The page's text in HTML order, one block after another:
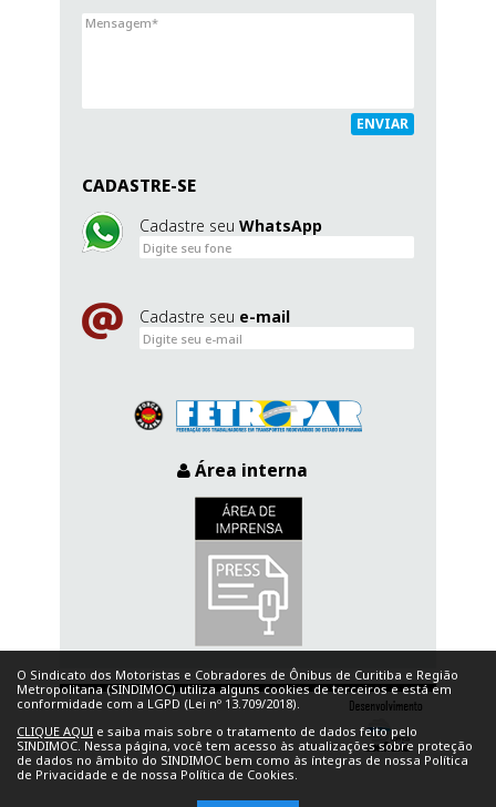
ENVIAR
CADASTRE-SE
Cadastre seu WhatsApp
Cadastre seu e-mail
Área interna
O Sindicato dos Motoristas e Cobradores de Ônibus de Curitiba e Região
Metropolitana (SINDIMOC) utiliza alguns cookies de terceiros e está em
conformidade com a LGPD (Lei nº 13.709/2018).
CLIQUE AQUI e saiba mais sobre o tratamento de dados feito pelo
SINDIMOC. Nessa página, você tem acesso às atualizações sobre proteção
de dados no âmbito do SINDIMOC bem como às íntegras de nossa Política
de Privacidade e de nossa Política de Cookies.